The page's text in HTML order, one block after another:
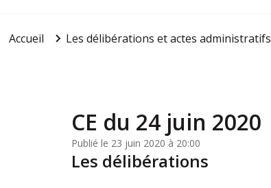
Accueil Les délibérations et actes administratifs
CE du 24 juin 2020
Publié le 23 juin 2020 à 20:00
Les délibérations